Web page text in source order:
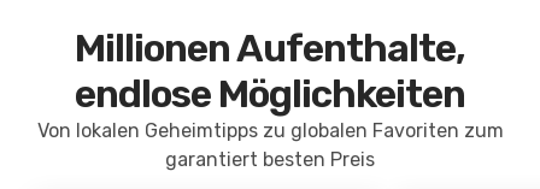
Millionen Aufenthalte,
endlose Möglichkeiten
Von lokalen Geheimtipps zu globalen Favoriten zum
garantiert besten Preis